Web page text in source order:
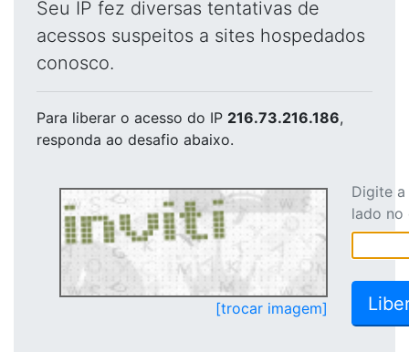
Seu IP fez diversas tentativas de
acessos suspeitos a sites hospedados
conosco.
Para liberar o acesso do IP 216.73.216.186,
responda ao desafio abaixo.
[trocar imagem]
Digite
lado no